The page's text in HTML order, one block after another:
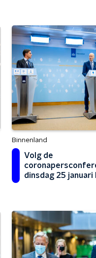
Binnenland
Volg de
dinsdag 25 januari